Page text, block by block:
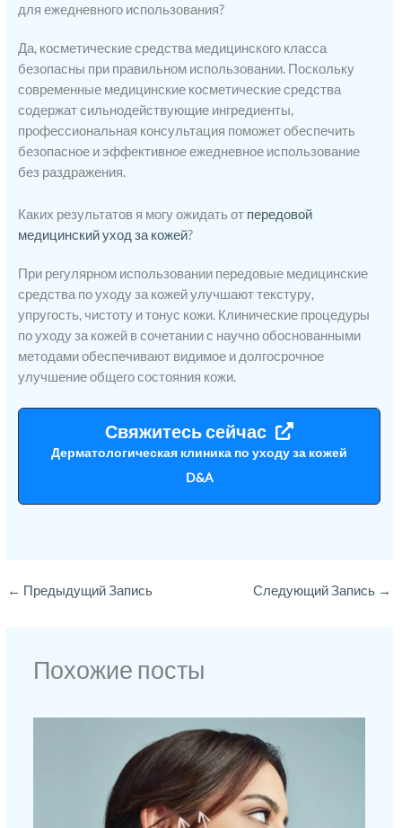
для ежедневного использования?
Да, косметические средства медицинского класса
безопасны при правильном использовании. Поскольку
современные медицинские косметические средства
содержат сильнодействующие ингредиенты,
профессиональная консультация поможет обеспечить
безопасное и эффективное ежедневное использование
без раздражения.
Каких результатов я могу ожидать от передовой
медицинский уход за кожей?
При регулярном использовании передовые медицинские
средства по уходу за кожей улучшают текстуру,
упругость, чистоту и тонус кожи. Клинические процедуры
по уходу за кожей в сочетании с научно обоснованными
методами обеспечивают видимое и долгосрочное
улучшение общего состояния кожи.
Свяжитесь сейчас
Дерматологическая клиника по уходу за кожей
D&A
← Предыдущий Запись Следующий Запись →
Похожие посты